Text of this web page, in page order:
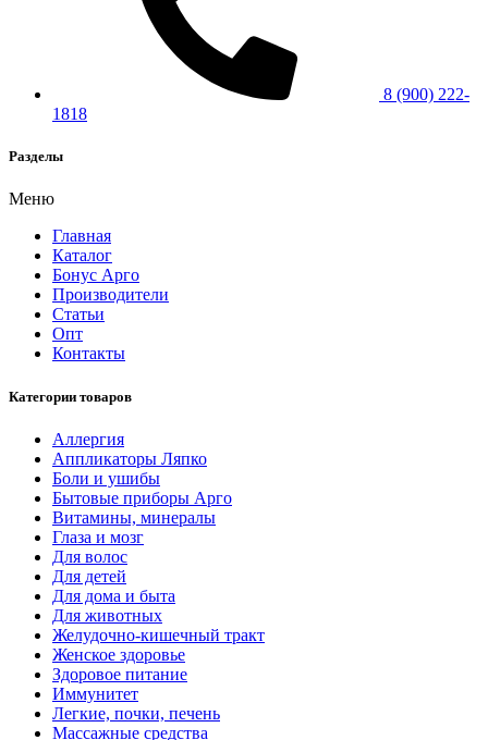
8 (900) 222-
1818
Разделы
Меню
Главная
Каталог
Бонус Арго
Производители
Статьи
Опт
Контакты
Категории товаров
Аллергия
Аппликаторы Ляпко
Боли и ушибы
Бытовые приборы Арго
Витамины, минералы
Глаза и мозг
Для волос
Для детей
Для дома и быта
Для животных
Желудочно-кишечный тракт
Женское здоровье
Здоровое питание
Иммунитет
Легкие, почки, печень
Массажные средства